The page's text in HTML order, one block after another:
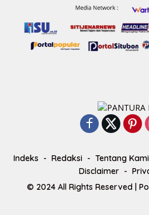
Indeks Redaksi Tentang Kami
Disclaimer
© 2024 All Rights Reserved |